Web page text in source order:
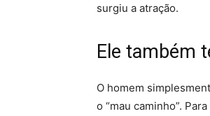
surgiu a atração.
Ele também
O homem
o “mau caminho”.